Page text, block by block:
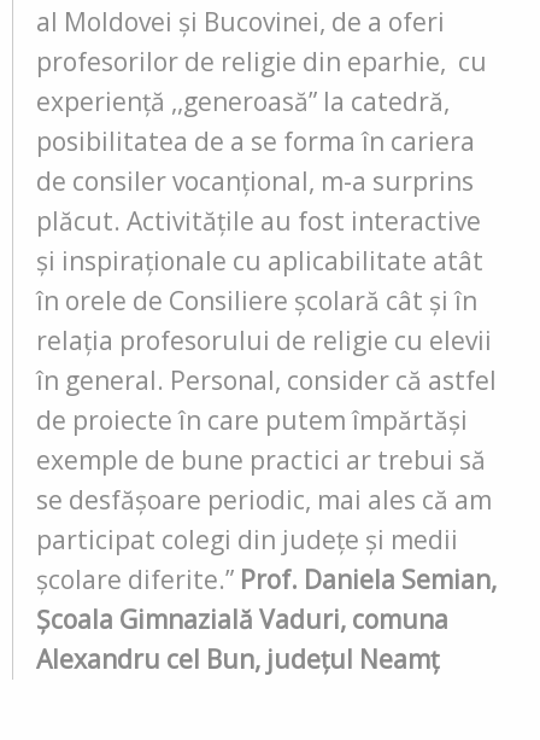
al Moldovei și Bucovinei, de a oferi
profesorilor de religie din eparhie, cu
experiență ,,generoasă” la catedră,
posibilitatea de a se forma în cariera
de consiler vocanțional, m-a surprins
plăcut. Activitățile au fost interactive
și inspiraționale cu aplicabilitate atât
în orele de Consiliere școlară cât și în
relația profesorului de religie cu elevii
în general. Personal, consider că astfel
de proiecte în care putem împărtăși
exemple de bune practici ar trebui să
se desfășoare periodic, mai ales că am
participat colegi din județe și medii
școlare diferite.” Prof. Daniela Semian,
Școala Gimnazială Vaduri, comuna
Alexandru cel Bun, județul Neamț